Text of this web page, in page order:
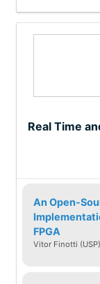
O
realizam
continua
mais
Nesta
Sobre
Real Time
An Open-
FPGA
Vitor Finotti